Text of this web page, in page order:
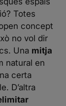
Totes
concept
no vol dir
Una mitja
natural en
certa
D’altra